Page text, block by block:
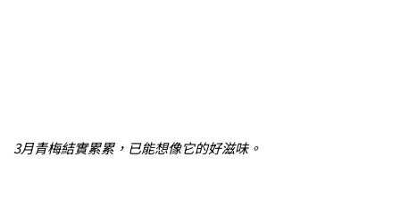
3月青梅結實累累，已能想像它的好滋味。